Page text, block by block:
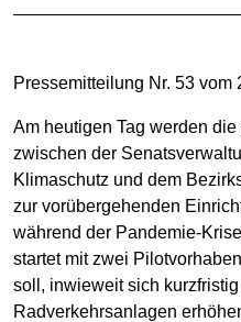
Pressemitteilung Nr. 53 vom
Am heutigen Tag werden
zwischen der
Klimaschutz und dem
zur vorübergehenden
während der Pandemie-
startet mit zwei
soll, inwieweit sich
Radverkehrsanlagen